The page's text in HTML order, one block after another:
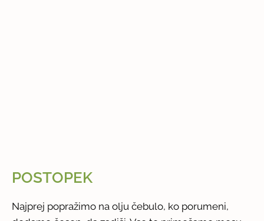
POSTOPEK
Najprej popražimo na olju čebulo, ko porumeni,